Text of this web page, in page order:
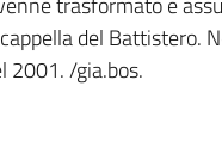
del
2001. /gia.bos.